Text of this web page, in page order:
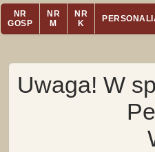
NR
GOSP
NR
M
NR
K
Uwaga! W